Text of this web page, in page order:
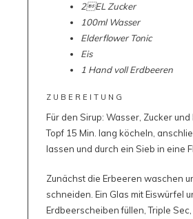
2EL Zucker
100ml Wasser
Elderflower Tonic
Eis
1 Hand voll Erdbeeren
ZUBEREITUNG
Für den Sirup: Wasser, Zucker
Topf 15 Min. lang köcheln,
lassen und durch ein Sieb in eine
Zunächst die Erbeeren waschen
schneiden. Ein Glas mit Eiswürfel
Erdbeerscheiben füllen, Triple Sec,